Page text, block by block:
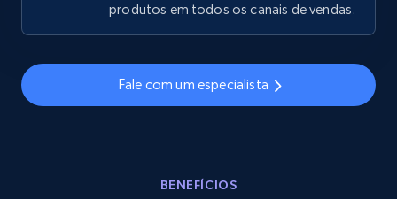
URL, Product id, Title, Seller name, Seller rating,
359+ Comece agora
produtos em todos os canais de vendas.
Fale com um especialista
BENEFÍCIOS